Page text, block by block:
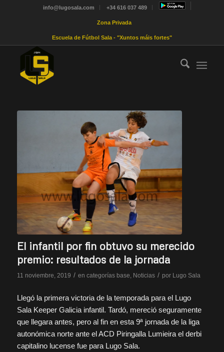
info@lugosala.com +34 616 037 489
Zona Privada
Escuela de Fútbol Sala - "Xuntos máis fortes"
El infantil por fin obtuvo su merecido
premio: resultados de la jornada
11 noviembre, 2019 / en categorías base, Noticias / por Lugo Sala
Llegó la primera victoria de la temporada para el Lugo
Sala Keeper Galicia infantil. Tardó, mereció seguramente
que llegara antes, pero al fin en esta 9ª jornada de la liga
autonómica norte ante el ACD Piringalla Lumieira el derbi
capitalino lucense fue para Lugo Sala.